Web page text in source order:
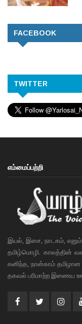
FACEBOOK
TWITTER
எம்மைப்பற்றி
இயல், இசை, நாடகம், எனும்
தமிழ்மொழி. காலத்தின்
கனிந்த, நான்காம்
தகவல் பரிமாற்ற இணைய